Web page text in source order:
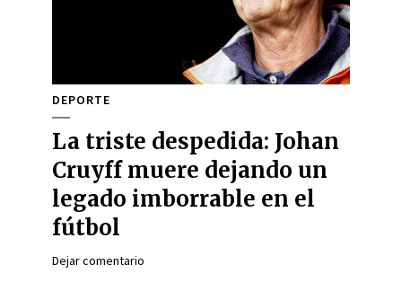
DEPORTE
La triste despedida: Johan
Cruyff muere dejando un
legado imborrable en el
fútbol
Dejar comentario